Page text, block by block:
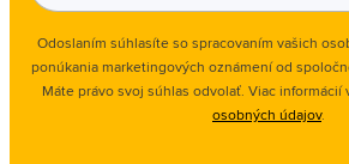
Odoslaním súhlasíte so spracovaním vašich
ponúkania marketingových oznámení od
Máte právo svoj súhlas odvolať. Viac informácií
osobných údajov.